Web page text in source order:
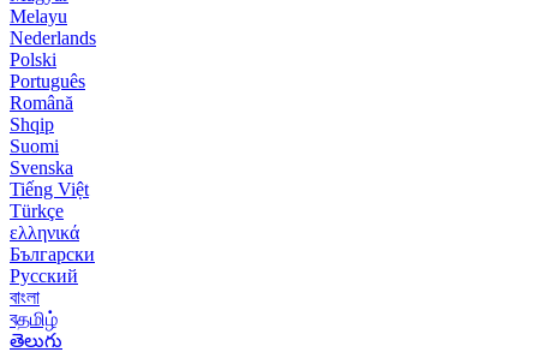
Melayu
Nederlands
Polski
Português
Română
Shqip
Suomi
Svenska
Tiếng Việt
Türkçe
ελληνικά
Български
Русский
বাংলা
বதமிழ்
తెలుగు